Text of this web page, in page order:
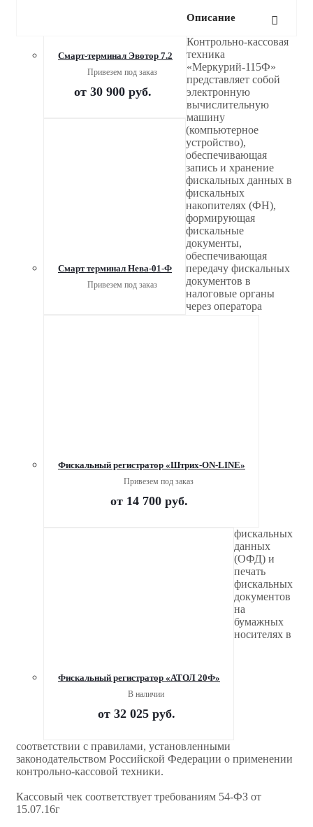
Смарт-терминал Эвотор 7.2
Привезем под заказ
от 30 900 руб.
Смарт терминал Нева-01-Ф
Привезем под заказ
Фискальный регистратор «Штрих-ON-LINE»
Привезем под заказ
от 14 700 руб.
Фискальный регистратор «АТОЛ 20Ф»
В наличии
от 32 025 руб.
Описание
Контрольно-кассовая
техника
«Меркурий-115Ф»
представляет собой
электронную
вычислительную
машину
(компьютерное
устройство),
обеспечивающая
запись и хранение
фискальных данных в
фискальных
накопителях (ФН),
формирующая
фискальные
документы,
обеспечивающая
передачу фискальных
документов в
налоговые органы
через оператора
фискальных
данных
(ОФД) и
печать
фискальных
документов
на
бумажных
носителях в
соответствии с правилами, установленными
законодательством Российской Федерации о применении
контрольно-кассовой техники.
Кассовый чек соответствует требованиям 54-ФЗ от
15.07.16г